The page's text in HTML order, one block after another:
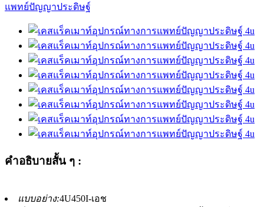
คำอธิบายสั้น ๆ :
แบบอย่าง:4U450I-เอช